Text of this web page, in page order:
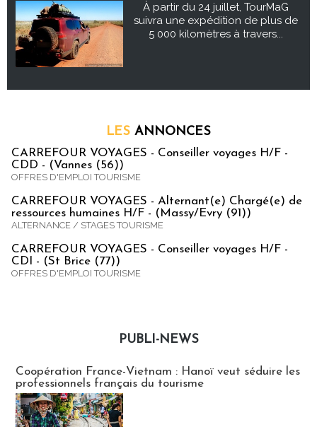
À partir du 24 juillet, TourMaG
suivra une expédition de plus de
5 000 kilomètres à travers...
LES ANNONCES
CARREFOUR VOYAGES - Conseiller voyages H/F -
CDD - (Vannes (56))
OFFRES D'EMPLOI TOURISME
CARREFOUR VOYAGES - Alternant(e) Chargé(e) de
ressources humaines H/F - (Massy/Evry (91))
ALTERNANCE / STAGES TOURISME
CARREFOUR VOYAGES - Conseiller voyages H/F -
CDI - (St Brice (77))
OFFRES D'EMPLOI TOURISME
PUBLI-NEWS
Coopération France-Vietnam : Hanoï veut séduire les
professionnels français du tourisme